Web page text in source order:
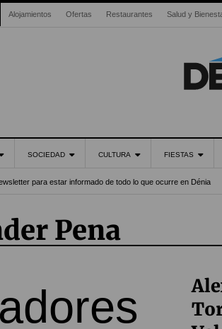
Alojamientos Ofertas Restaurantes Salud y
SOCIEDAD CULTURA FIESTAS
para estar informado de todo lo que ocurre en Dénia
Pena